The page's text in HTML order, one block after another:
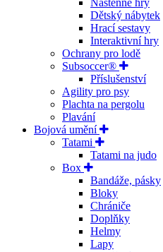
Nástěnné hry
Dětský nábytek
Hrací sestavy
Interaktivní hry
Ochrany pro lodě
Subsoccer®
Příslušenství
Agility pro psy
Plachta na pergolu
Plavání
Bojová umění
Tatami
Tatami na judo
Box
Bandáže, pásky
Bloky
Chrániče
Doplňky
Helmy
Lapy